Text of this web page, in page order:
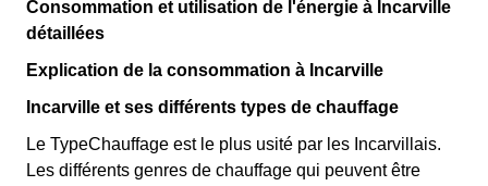
Consommation et utilisation de l'énergie à Incarville
détaillées
Explication de la consommation à Incarville
Incarville et ses différents types de chauffage
Le TypeChauffage est le plus usité par les Incarvillais.
Les différents genres de chauffage qui peuvent être